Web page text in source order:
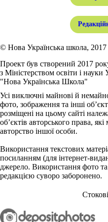
© Нова Українська школа, 2017
Проект був створений 2017
з Міністерством освіти і
"Нова Українська Школа"
Усі виключні майнові й
фото, зображення та інші
розміщені на цьому сайті
об’єктів авторського права,
авторство іншої особи.
Використання текстових
посиланням (для інтернет-
джерело. Використання фото
редакцією суворо заборонено.